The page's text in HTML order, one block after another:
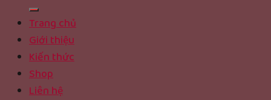
Trang chủ
Giới thiệu
Kiến thức
Shop
Liên hệ